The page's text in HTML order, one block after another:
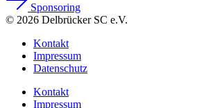
Sponsoring
© 2026 Delbrücker SC e.V.
Kontakt
Impressum
Datenschutz
Kontakt
Impressum